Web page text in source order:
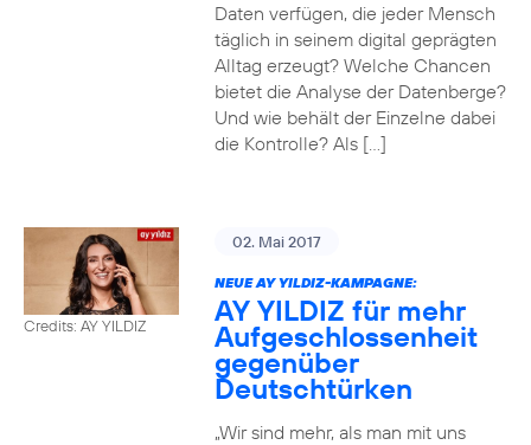
Daten verfügen, die jeder Mensch
täglich in seinem digital geprägten
Alltag erzeugt? Welche Chancen
bietet die Analyse der Datenberge?
Und wie behält der Einzelne dabei
die Kontrolle? Als […]
Credits: AY YILDIZ
02. Mai 2017
NEUE AY YILDIZ-KAMPAGNE:
AY YILDIZ für mehr
Aufgeschlossenheit
gegenüber
Deutschtürken
„Wir sind mehr, als man mit uns